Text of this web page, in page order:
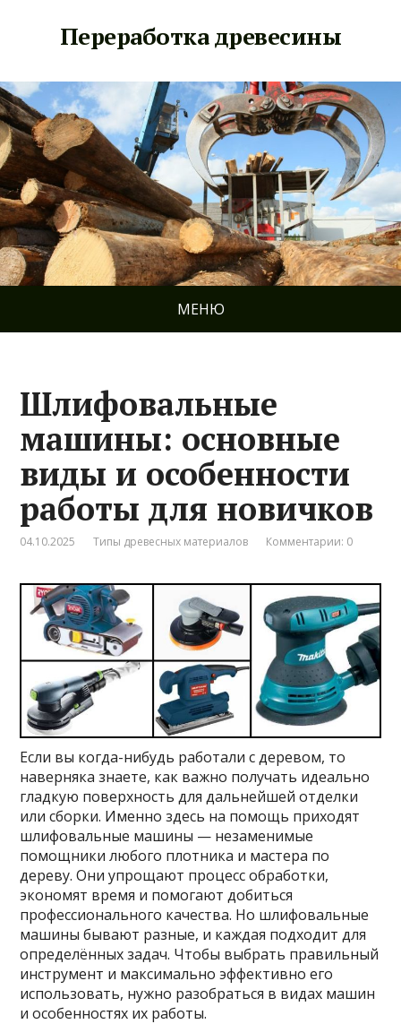
Переработка древесины
МЕНЮ
Шлифовальные
машины: основные
виды и особенности
работы для новичков
04.10.2025 Типы древесных материалов Комментарии: 0
Если вы когда-нибудь работали с деревом, то
наверняка знаете, как важно получать идеально
гладкую поверхность для дальнейшей отделки
или сборки. Именно здесь на помощь приходят
шлифовальные машины — незаменимые
помощники любого плотника и мастера по
дереву. Они упрощают процесс обработки,
экономят время и помогают добиться
профессионального качества. Но шлифовальные
машины бывают разные, и каждая подходит для
определённых задач. Чтобы выбрать правильный
инструмент и максимально эффективно его
использовать, нужно разобраться в видах машин
и особенностях их работы.